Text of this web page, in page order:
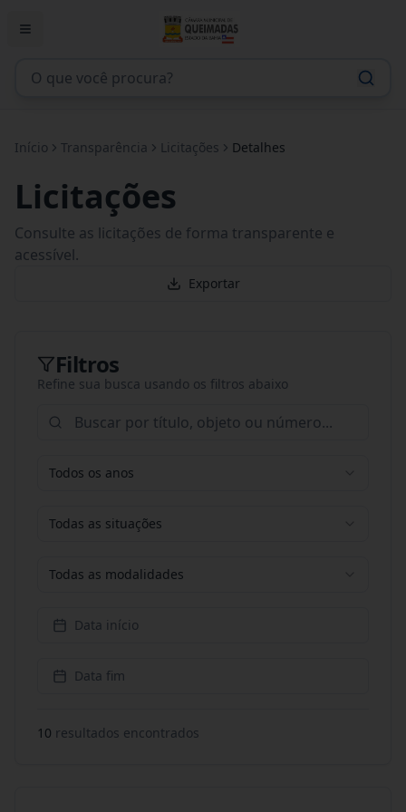
Início Transparência Licitações Detalhes
Licitações
Consulte as licitações de forma transparente e
acessível.
Exportar
Filtros
Refine sua busca usando os filtros abaixo
Todos os anos
Todas as situações
Todas as modalidades
Data início
Data fim
10 resultados encontrados